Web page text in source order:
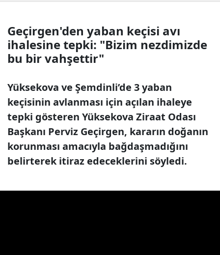
Geçirgen'den yaban keçisi avı
ihalesine tepki: "Bizim nezdimizde
bu bir vahşettir"
Yüksekova ve Şemdinli’de 3 yaban
keçisinin avlanması için açılan ihaleye
tepki gösteren Yüksekova Ziraat Odası
Başkanı Perviz Geçirgen, kararın doğanın
korunması amacıyla bağdaşmadığını
belirterek itiraz edeceklerini söyledi.